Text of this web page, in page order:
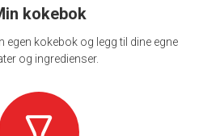
kokebok
egen kokebok og legg til dine egne
og ingredienser.